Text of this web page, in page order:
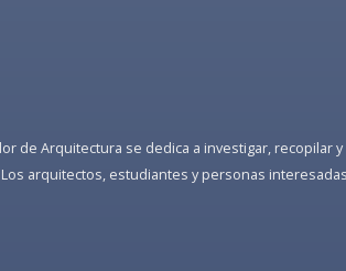
de Arquitectura se dedica a investigar, recopilar
arquitectos, estudiantes y personas